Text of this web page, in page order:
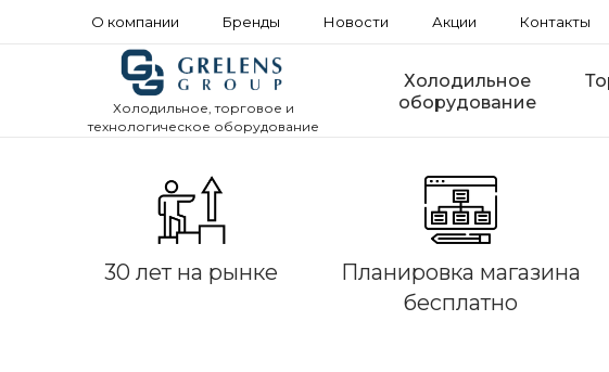
О компании Бренды Новости Акции Контакты
Холодильное, торговое и
технологическое оборудование
Холодильное
оборудование
30 лет на рынке
Планировка магазина
бесплатно